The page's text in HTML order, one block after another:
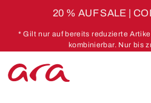
20 % AUF SALE |
* Gilt nur auf bereits reduzierte
kombinierbar. Nur bis